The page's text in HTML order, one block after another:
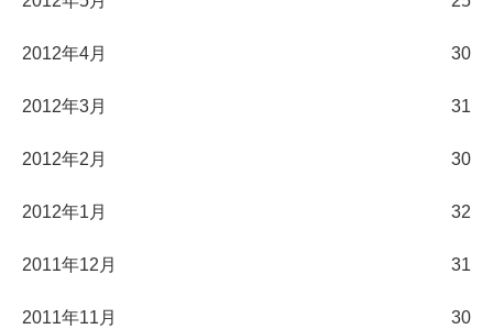
2012年4月 30
2012年3月 31
2012年2月 30
2012年1月 32
2011年12月 31
2011年11月 30